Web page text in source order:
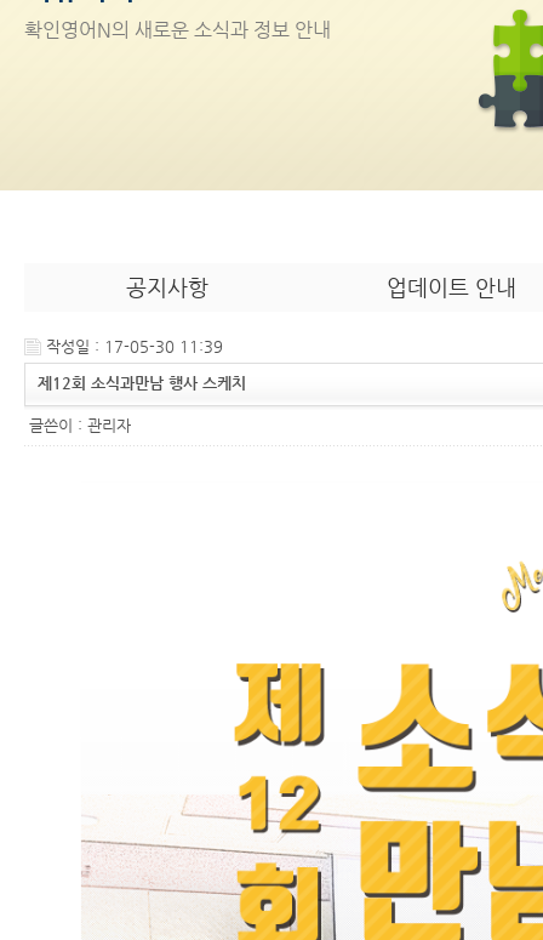
확인영어 N의 새로운 소식과 정보 안내
공지사항 업데이트 안내
작성일 : 17-05-30 11:39
제12회 소식과만남 행사 스케치
글쓴이 : 관리자